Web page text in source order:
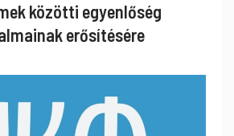
közötti egyenlőség
erősítésére